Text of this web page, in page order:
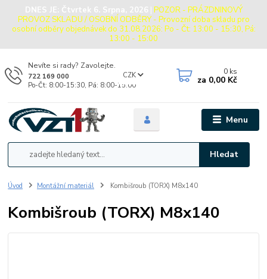
DNES JE: Čtvrtek 6. Srpna, 2026 | POZOR - PRÁZDNINOVÝ
PROVOZ SKLADU / OSOBNÍ ODBĚRY - Provozní doba skladu pro
osobní odběry objednávek do 31.08.2026: Po - Čt: 13:00 - 15:30, Pá:
13:00 - 15:00
Menu
CZK
Hledat
Nevíte si rady? Zavolejte.
722 169 000
Po-Čt: 8:00-15:30, Pá: 8:00-15:00
0 ks
za 0,00 Kč
Úvod Montážní materiál Kombišroub (TORX) M8x140
Kombišroub (TORX) M8x140